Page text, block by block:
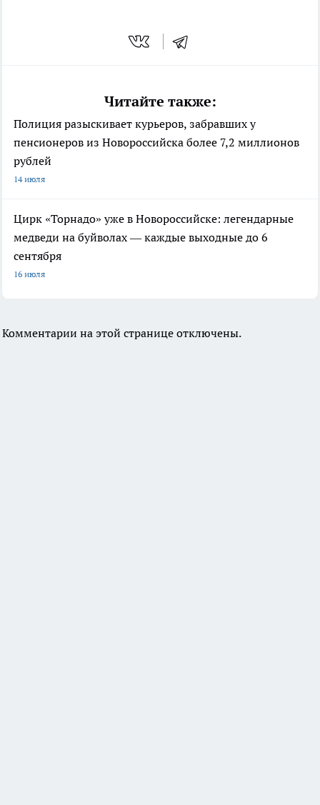
Читайте также:
Полиция разыскивает курьеров, забравших у
пенсионеров из Новороссийска более 7,2 миллионов
рублей
14 июля
Цирк «Торнадо» уже в Новороссийске: легендарные
медведи на буйволах — каждые выходные до 6
сентября
16 июля
Комментарии на этой странице отключены.